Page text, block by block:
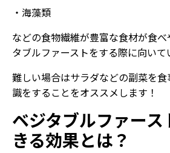
・海藻類
などの食物繊維が豊富な食材が食
タブルファーストをする際に向いて
難しい場合はサラダなどの副菜を
識をすることをオススメします！
ベジタブルファース
きる効果とは？